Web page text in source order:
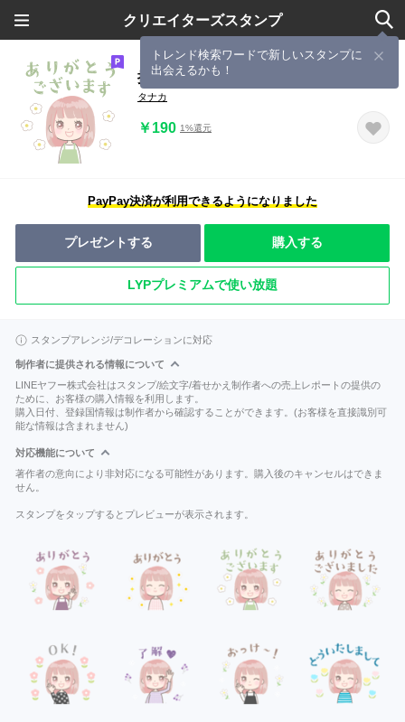
クリエイターズスタンプ
トレンド検索ワードで新しいスタンプに
出会えるかも！
挨拶♥ピンクヘアの女の子
タナカ
￥190 1%還元
PayPay決済が利用できるようになりました
プレゼントする 購入する
LYPプレミアムで使い放題
スタンプアレンジ/デコレーションに対応
制作者に提供される情報について
LINEヤフー株式会社はスタンプ/絵文字/着せかえ制作者への売上レポートの提供の
ために、お客様の購入情報を利用します。
購入日付、登録国情報は制作者から確認することができます。(お客様を直接識別可
能な情報は含まれません)
対応機能について
著作者の意向により非対応になる可能性があります。購入後のキャンセルはできま
せん。
スタンプをタップするとプレビューが表示されます。